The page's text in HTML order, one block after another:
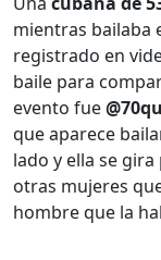
mientras bailaba
registrado en
baile para
evento fue
que aparece
lado y ella se
otras mujeres
hombre que la